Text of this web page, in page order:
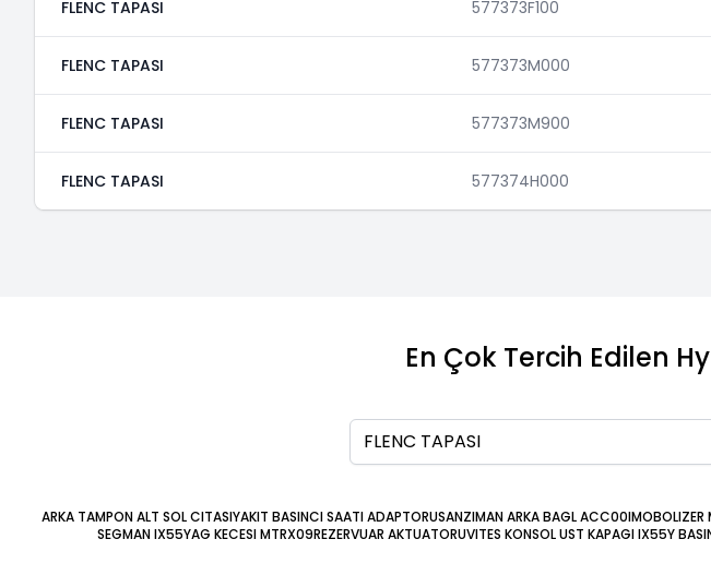
FLENC TAPASI 577373F100
FLENC TAPASI 577373M000
FLENC TAPASI 577373M900
FLENC TAPASI 577374H000
En Çok Tercih Edilen
Ara
ARKA TAMPON ALT SOL CITASIYAKIT BASINCI SAATI ADAPTORUSANZIMAN ARKA BAGL ACC00
SEGMAN IX55YAG KECESI MTRX09REZERVUAR AKTUATORUVITES KONSOL UST KAPAGI IX55Y